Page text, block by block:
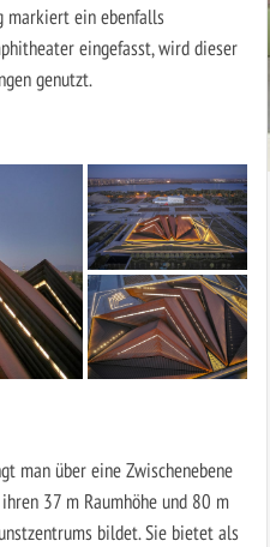
markiert ein ebenfalls
eingefasst, wird dieser
genutzt.
man über eine Zwischenebene
37 m Raumhöhe und 80 m
bildet. Sie bietet als